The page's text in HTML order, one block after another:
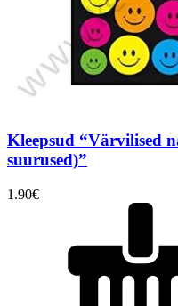
Kleepsud “Värvilised
suurused)”
1.90€